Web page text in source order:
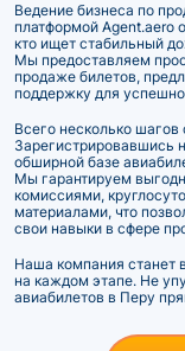
Ведение бизнеса по
платформой Agent.aero
кто ищет стабильный
Мы предоставляем
продаже билетов,
поддержку для
Всего несколько
Зарегистрировавшись
обширной базе
Мы гарантируем
комиссиями,
материалами, что
свои навыки в сфере
Наша компания
на каждом этапе. Не
авиабилетов в Перу